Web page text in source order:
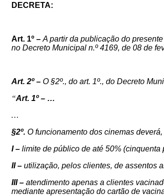
DECRETA:
Art. 1º – A partir da publicação do
no Decreto Municipal n.º 4169, de 08 de
Art. 2º – O §2º., do art. 1º., do Decreto
“Art. 1º – …
…
§2º. O funcionamento dos cinemas
I – limite de público de até 50% (cinquenta
II – utilização, pelos clientes, de assentos
III – atendimento apenas a clientes
mediante apresentação do cartão de